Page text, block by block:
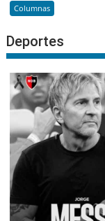
Columnas
Deportes